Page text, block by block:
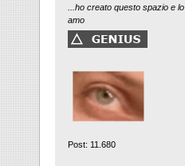
...ho creato questo spazio e lo
amo
Post: 11.680